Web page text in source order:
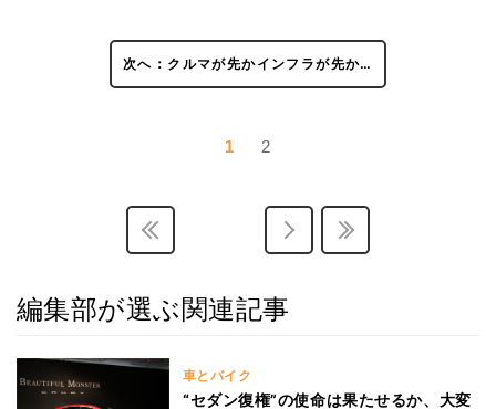
次へ：クルマが先かインフラが先か…
1 2
編集部が選ぶ関連記事
車とバイク
“セダン復権”の使命は果たせるか、大変